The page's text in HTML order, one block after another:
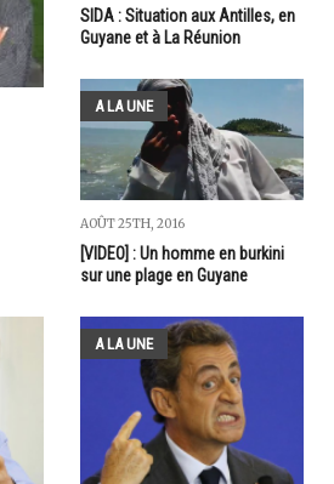
SIDA : Situation aux Antilles, en
Guyane et à La Réunion
A LA UNE
AOÛT 25TH, 2016
[VIDEO] : Un homme en burkini
sur une plage en Guyane
A LA UNE